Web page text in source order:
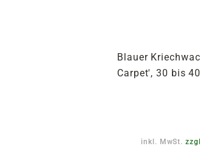
Blauer
Carpet', 30 bis
inkl. MwSt.